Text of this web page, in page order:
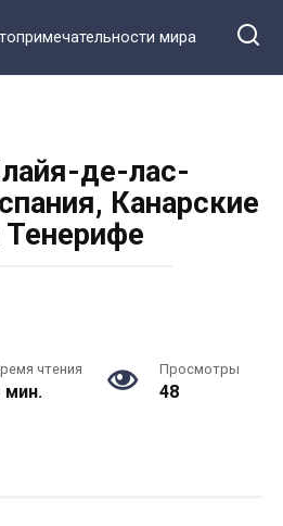
мира
де-лас-
Канарские
чтения
мин.
Просмотры
48